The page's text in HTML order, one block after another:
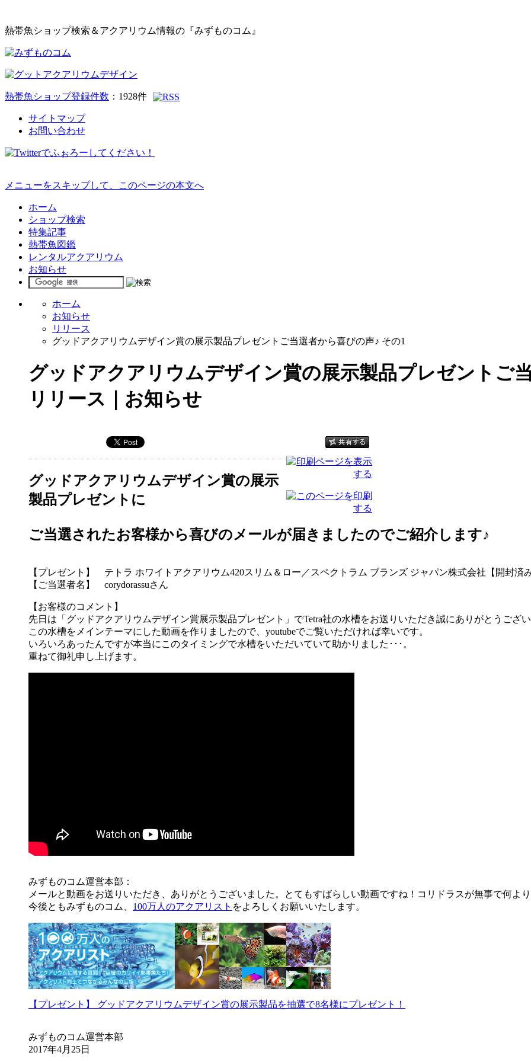
熱帯魚ショップ検索＆アクアリウム情報の『みずものコム』
熱帯魚ショップ登録件数 ： 1928件
サイトマップ
お問い合わせ
メニューをスキップして、このページの本文へ
ホーム
ショップ検索
特集記事
熱帯魚図鑑
レンタルアクアリウム
お知らせ
ホーム
お知らせ
リリース
グッドアクアリウムデザイン賞の展示製品プレゼントご当選者から喜びの声♪ その1
グッドアクアリウムデザイン賞の展示製品プレゼントご
リリース｜お知らせ
グッドアクアリウムデザイン賞の展示
製品プレゼントに
ご当選されたお客様から喜びのメールが届きましたのでご紹介します♪
【プレゼント】 テトラ ホワイトアクアリウム420スリム＆ロー／スペクトラム ブランズ ジャパン株式会社【開封済み
【ご当選者名】 corydorassuさん
【お客様のコメント】
先日は「グッドアクアリウムデザイン賞展示製品プレゼント」でTetra社の水槽をお送りいただき誠にありがとうござい
この水槽をメインテーマにした動画を作りましたので、youtubeでご覧いただければ幸いです。
いろいろあったんですが本当にこのタイミングで水槽をいただいていて助かりました･･･。
重ねて御礼申し上げます。
みずものコム運営本部：
メールと動画をお送りいただき、ありがとうございました。とてもすばらしい動画ですね！コリドラスが無事で何よ
今後ともみずものコム、 100万人のアクアリスト をよろしくお願いいたします。
【プレゼント】 グッドアクアリウムデザイン賞の展示製品を抽選で8名様にプレゼント！
みずものコム運営本部
2017年4月25日